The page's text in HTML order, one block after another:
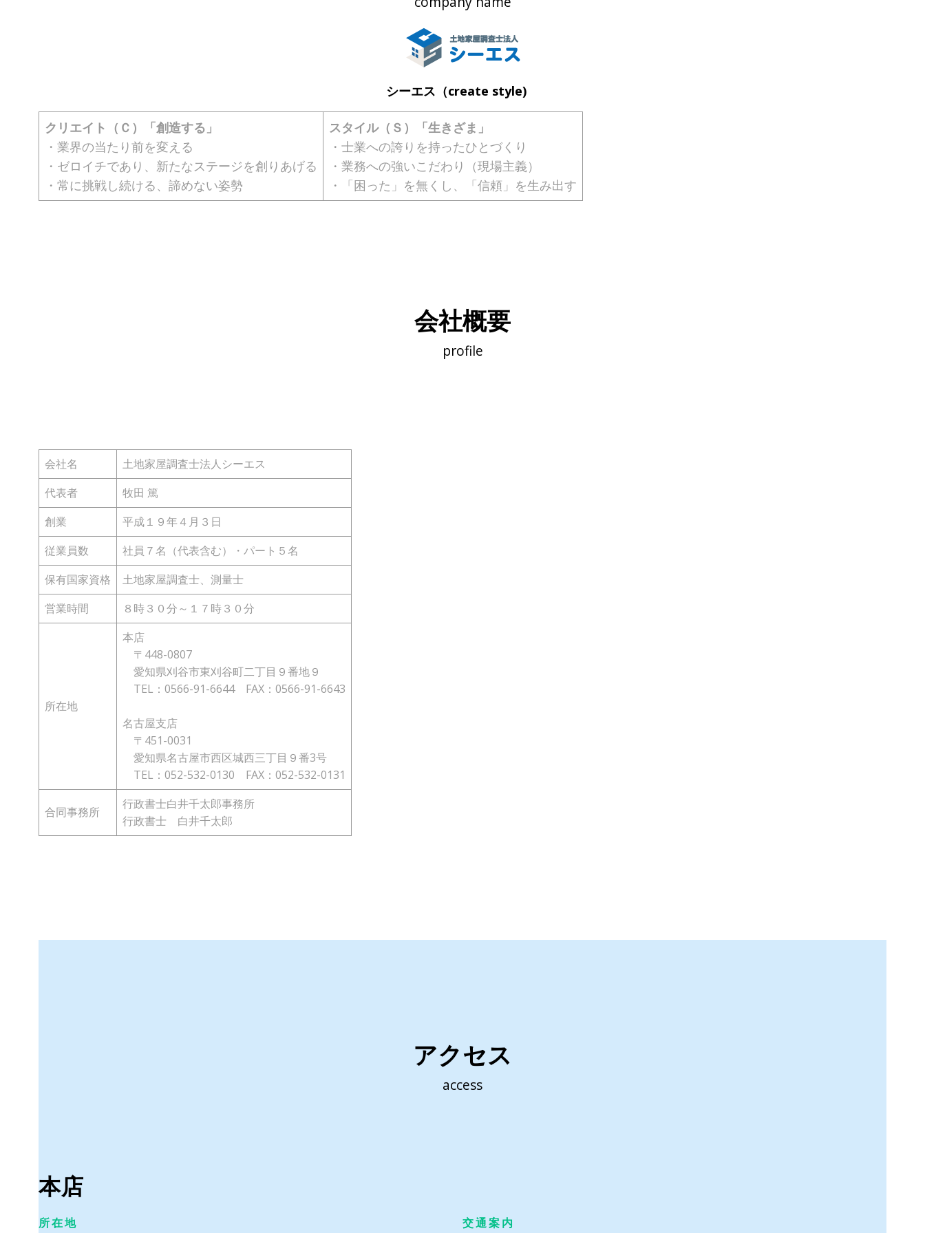
シーエス（create style)
クリエイト（Ｃ）「創造する」
・業界の当たり前を変える
・ゼロイチであり、新たなステージを創りあげる
・常に挑戦し続ける、諦めない姿勢
スタイル（Ｓ）「生きざま」
・士業への誇りを持ったひとづくり
・業務への強いこだわり（現場主義）
・「困った」を無くし、「信頼」を生み出す
会社概要
profile
会社名
土地家屋調査士法人シーエス
代表者
牧田 篤
創業
平成１９年４月３日
従業員数
社員７名（代表含む）・パート５名
保有国家資格
土地家屋調査士、測量士
営業時間
８時３０分～１７時３０分
所在地
本店
〒448-0807
愛知県刈谷市東刈谷町二丁目９番地９
TEL：0566-91-6644 FAX：0566-91-6643
名古屋支店
〒451-0031
愛知県名古屋市西区城西三丁目９番3号
TEL：052-532-0130 FAX：052-532-0131
合同事務所
行政書士白井千太郎事務所
行政書士 白井千太郎
アクセス
access
本店
所在地 交通案内